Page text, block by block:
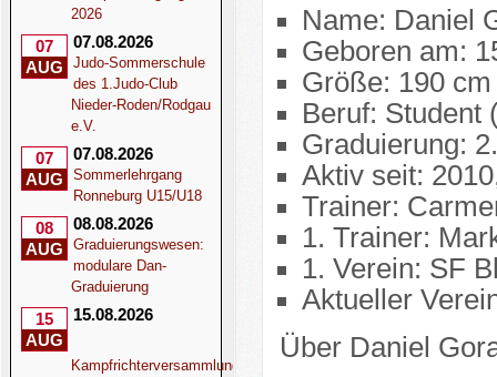
2026
07
AUG
07.08.2026
Judo-Sommerschule
des 1.Judo-Club
Nieder-Roden/Rodgau
e.V.
07
AUG
07.08.2026
Sommerlehrgang
Ronneburg U15/U18
08
AUG
08.08.2026
Graduierungswesen:
modulare Dan-
Graduierung
15
AUG
15.08.2026
Kampfrichterversammlung
Name: Daniel
Geboren am:
Größe: 190 cm
Beruf: Student
Graduierung:
Aktiv seit:
Trainer:
1. Trainer:
1. Verein: SF
Aktueller
Über Daniel